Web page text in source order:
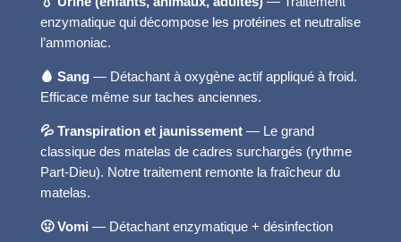
enzymatique qui décompose les protéines et neutralise
l’ammoniac.
🩸 Sang— Détachant à oxygène actif appliqué à froid.
Efficace même sur taches anciennes.
💦 Transpiration et jaunissement— Le grand
classique des matelas de cadres surchargés (rythme
Part-Dieu). Notre traitement remonte la fraîcheur du
matelas.
🤢 Vomi — Détachant enzymatique + désinfection